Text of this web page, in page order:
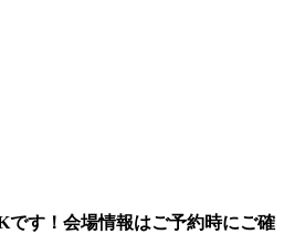
す！会場情報はご予約時にご確